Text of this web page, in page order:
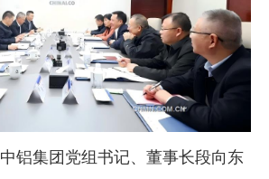
铝集团党组书记、董事长段向东